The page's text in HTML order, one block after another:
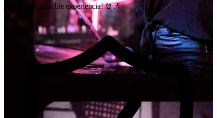
juntos esta increíble experiencia! 🤘🎶